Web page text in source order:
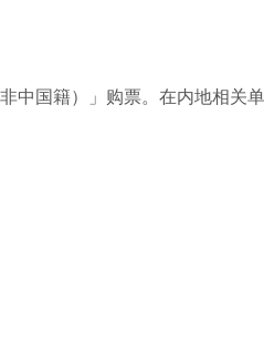
国籍）」购票。在内地相关